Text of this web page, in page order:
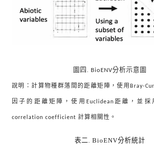
圖四. BioENV分析示意圖
說明：計算物種群落間的距離矩陣，使用Bray-
因子的距離矩陣，使用 Euclidean 距離，並採
correlation coefficient 計算相關性。
表二. BioENV分析統計